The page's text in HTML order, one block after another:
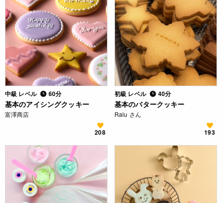
中級 レベル 60分
基本のアイシングクッキー
富澤商店
208
初級 レベル 40分
基本のバタークッキー
Ralu さん
193